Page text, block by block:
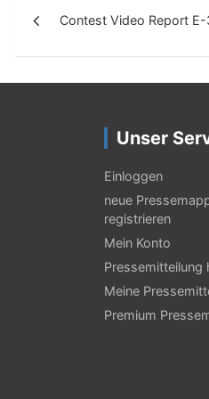
i
t
Contest Video Report
Unser
Einloggen
neue
registrieren
Mein Konto
Pressemitteilung
Meine
Premium